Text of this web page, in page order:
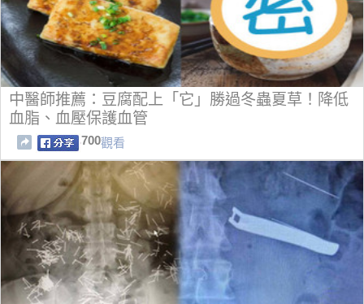
中醫師推薦：豆腐配上「它」勝過冬蟲夏草！降低
血脂、血壓保護血管
700觀看